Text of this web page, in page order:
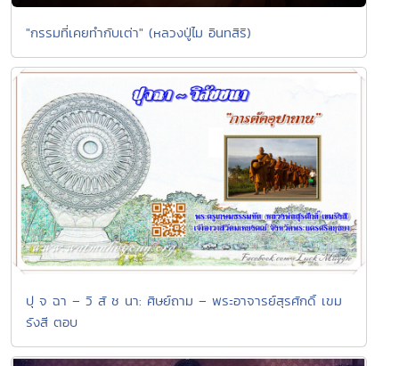
"กรรมที่เคยทำกับเต่า" (หลวงปู่ไม อินทสิริ)
ปุ จ ฉา – วิ สั ช นา: ศิษย์ถาม – พระอาจารย์สุรศักดิ์ เขม
รังสี ตอบ